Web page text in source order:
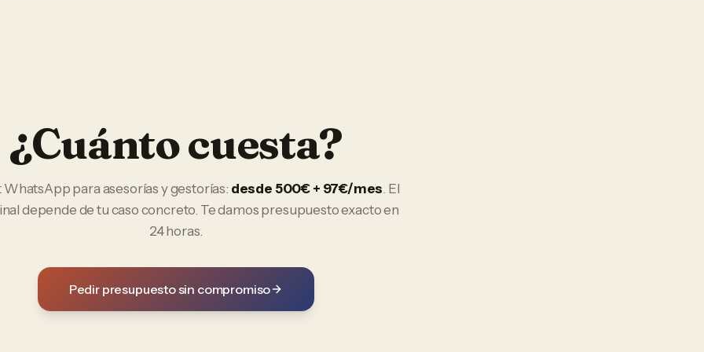
¿Cuánto cuesta?
WhatsAppparaasesorías y gestorías: desde 500€ + 97€/mes. El
depende de tu caso concreto. Te damos presupuesto exacto en
24 horas.
Pedir presupuesto sin compromiso